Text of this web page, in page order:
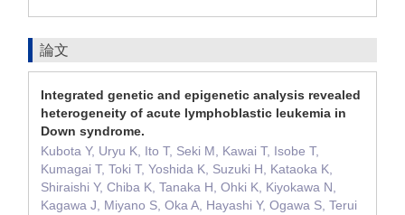
論文
Integrated genetic and epigenetic analysis revealed
heterogeneity of acute lymphoblastic leukemia in
Down syndrome.
Kubota Y, Uryu K, Ito T, Seki M, Kawai T, Isobe T,
Kumagai T, Toki T, Yoshida K, Suzuki H, Kataoka K,
Shiraishi Y, Chiba K, Tanaka H, Ohki K, Kiyokawa N,
Kagawa J, Miyano S, Oka A, Hayashi Y, Ogawa S, Terui